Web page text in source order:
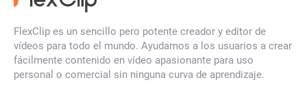
FlexClip es un sencillo pero potente creador y editor de
vídeos para todo el mundo. Ayudamos a los usuarios a crear
fácilmente contenido en vídeo apasionante para uso
personal o comercial sin ninguna curva de aprendizaje.